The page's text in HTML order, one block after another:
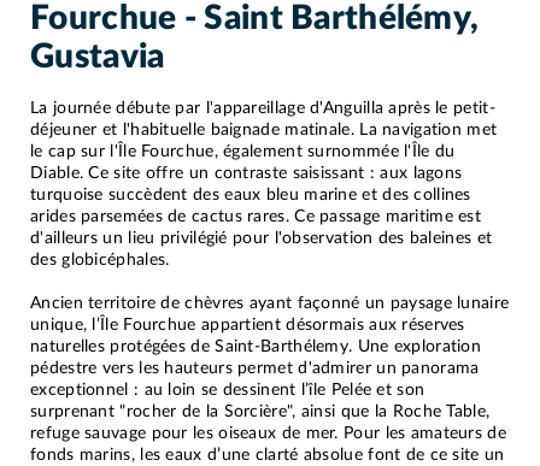
Fourchue - Saint Barthélémy,
Gustavia
La journée débute par l'appareillage d'Anguilla après le petit-
déjeuner et l'habituelle baignade matinale. La navigation met
le cap sur l'Île Fourchue, également surnommée l'Île du
Diable. Ce site offre un contraste saisissant : aux lagons
turquoise succèdent des eaux bleu marine et des collines
arides parsemées de cactus rares. Ce passage maritime est
d'ailleurs un lieu privilégié pour l'observation des baleines et
des globicéphales.
Ancien territoire de chèvres ayant façonné un paysage lunaire
unique, l’Île Fourchue appartient désormais aux réserves
naturelles protégées de Saint-Barthélemy. Une exploration
pédestre vers les hauteurs permet d'admirer un panorama
exceptionnel : au loin se dessinent l’île Pelée et son
surprenant "rocher de la Sorcière", ainsi que la Roche Table,
refuge sauvage pour les oiseaux de mer. Pour les amateurs de
fonds marins, les eaux d’une clarté absolue font de ce site un